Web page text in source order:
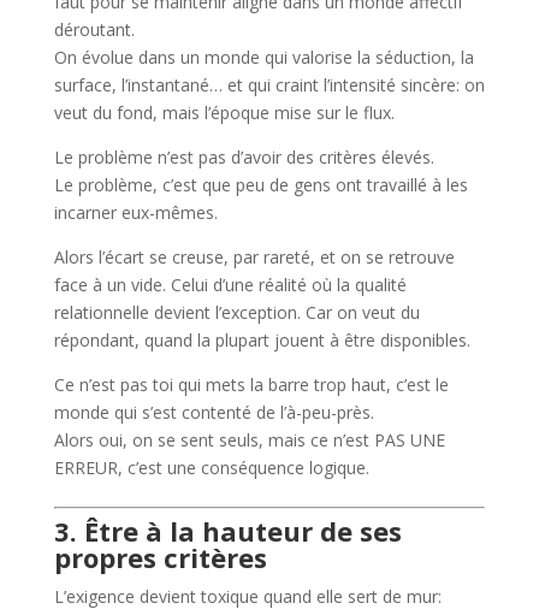
déroutant.
On évolue dans un monde qui valorise la séduction, la
surface, l’instantané… et qui craint l’intensité sincère: on
veut du fond, mais l’époque mise sur le flux.
Le problème n’est pas d’avoir des critères élevés.
Le problème, c’est que peu de gens ont travaillé à les
incarner eux-mêmes.
Alors l’écart se creuse, par rareté, et on se retrouve
face à un vide. Celui d’une réalité où la qualité
relationnelle devient l’exception. Car on veut du
répondant, quand la plupart jouent à être disponibles.
Ce n’est pas toi qui mets la barre trop haut, c’est le
monde qui s’est contenté de l’à-peu-près.
Alors oui, on se sent seuls, mais ce n’est PAS UNE
ERREUR, c’est une conséquence logique.
3. Être à la hauteur de ses
propres critères
L’exigence devient toxique quand elle sert de mur: